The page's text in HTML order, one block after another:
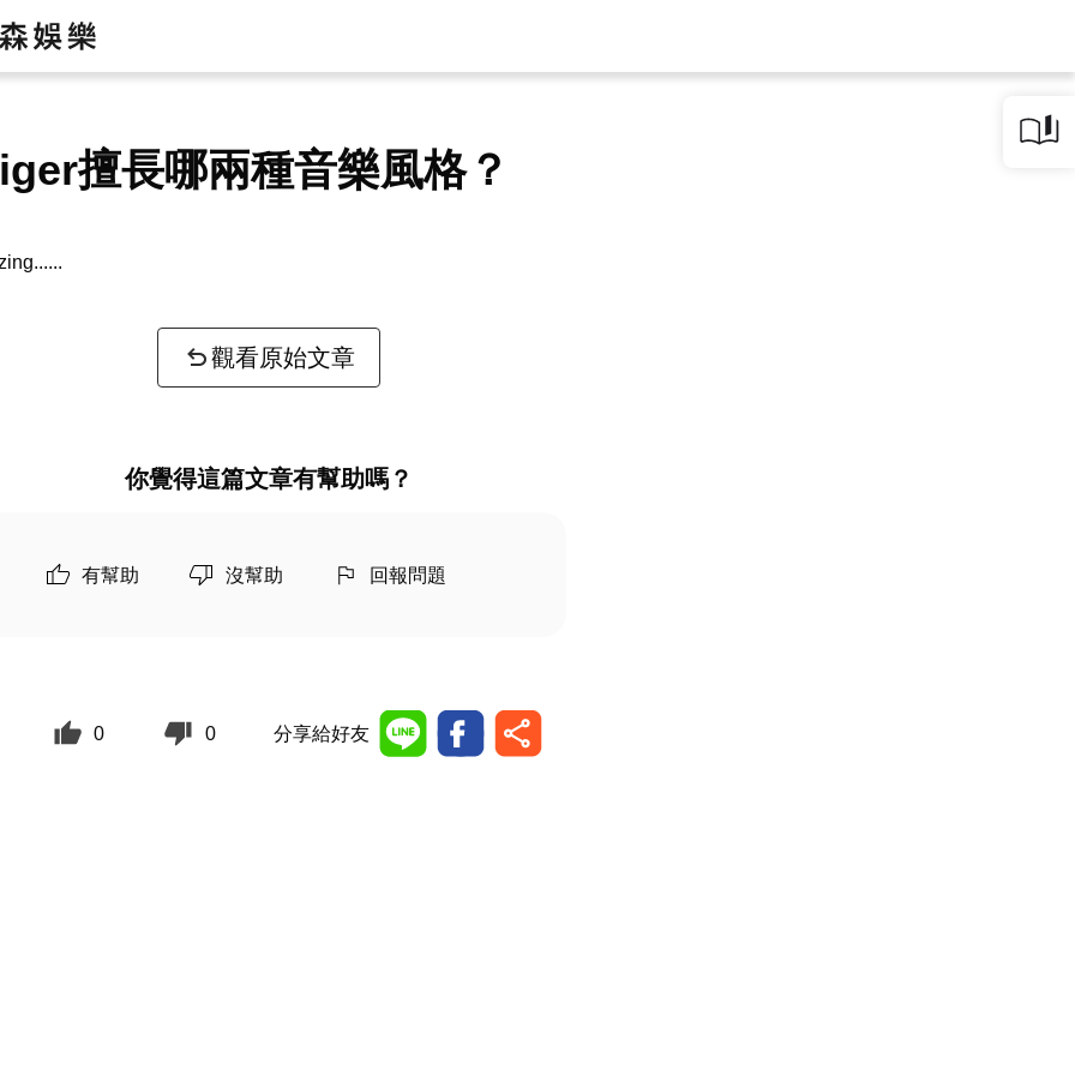
擅長哪兩種音樂風格？
觀看原始文章
你覺得這篇文章有幫助嗎？
有幫助 沒幫助 回報問題
0 0 分享給好友